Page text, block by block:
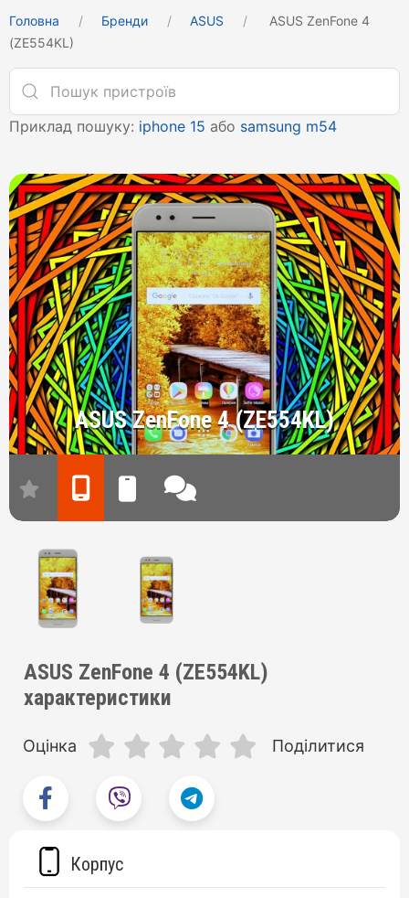
Головна Бренди ASUS
ASUS ZenFone 4
(ZE554KL)
Приклад пошуку: iphone 15 або samsung m54
ASUS ZenFone 4 (ZE554KL)
ASUS ZenFone 4 (ZE554KL)
характеристики
Оцінка Поділитися
Корпус